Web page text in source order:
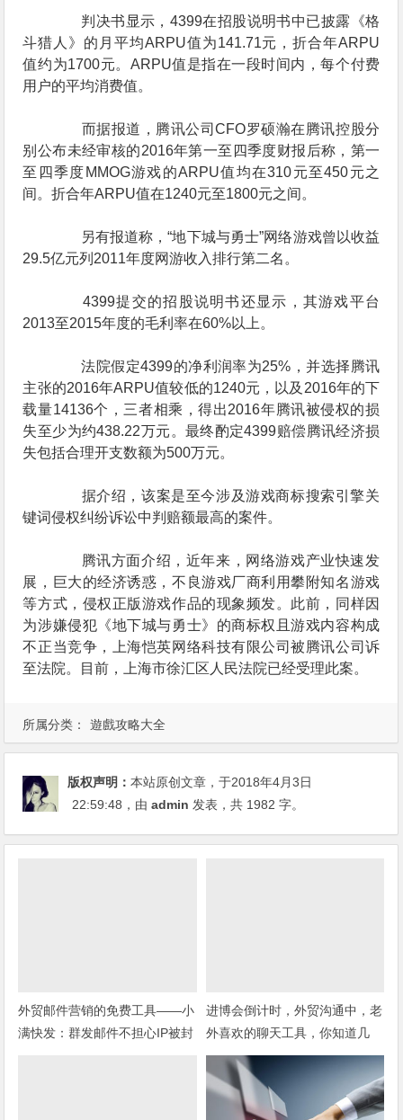
所属分类： 遊戲攻略大全
判决书显示，4399在招股说明书中已披露《格
斗猎人》的月平均ARPU值为141.71元，折合年ARPU
值约为1700元。ARPU值是指在一段时间内，每个付费
用户的平均消费值。
而据报道，腾讯公司CFO罗硕瀚在腾讯控股分
别公布未经审核的2016年第一至四季度财报后称，第一
至四季度MMOG游戏的ARPU值均在310元至450元之
间。折合年ARPU值在1240元至1800元之间。
另有报道称，“地下城与勇士”网络游戏曾以收益
29.5亿元列2011年度网游收入排行第二名。
4399提交的招股说明书还显示，其游戏平台
2013至2015年度的毛利率在60%以上。
法院假定4399的净利润率为25%，并选择腾讯
主张的2016年ARPU值较低的1240元，以及2016年的下
载量14136个，三者相乘，得出2016年腾讯被侵权的损
失至少为约438.22万元。最终酌定4399赔偿腾讯经济损
失包括合理开支数额为500万元。
据介绍，该案是至今涉及游戏商标搜索引擎关
键词侵权纠纷诉讼中判赔额最高的案件。
腾讯方面介绍，近年来，网络游戏产业快速发
展，巨大的经济诱惑，不良游戏厂商利用攀附知名游戏
等方式，侵权正版游戏作品的现象频发。此前，同样因
为涉嫌侵犯《地下城与勇士》的商标权且游戏内容构成
不正当竞争，上海恺英网络科技有限公司被腾讯公司诉
至法院。目前，上海市徐汇区人民法院已经受理此案。
版权声明：本站原创文章，于2018年4月3日
22:59:48 ，由admin 发表，共 1982 字。
外贸邮件营销的免费工具——小
满快发：群发邮件不担心IP被封
进博会倒计时，外贸沟通中，老
外喜欢的聊天工具，你知道几
种？